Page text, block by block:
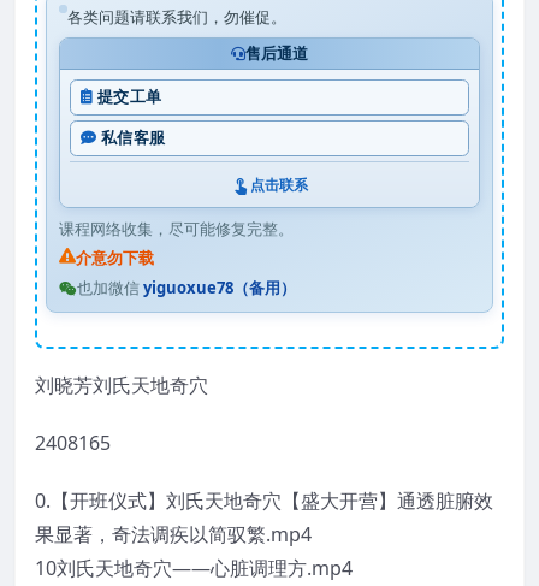
各类问题请联系我们，勿催促。
售后通道
提交工单
私信客服
点击联系
课程网络收集，尽可能修复完整。
介意勿下载
也加微信yiguoxue78（备用）
刘晓芳刘氏天地奇穴
2408165
0.【开班仪式】刘氏天地奇穴【盛大开营】通透脏腑效
果显著，奇法调疾以简驭繁.mp4
10刘氏天地奇穴——心脏调理方.mp4